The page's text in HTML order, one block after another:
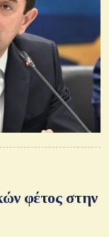
φέτος στην